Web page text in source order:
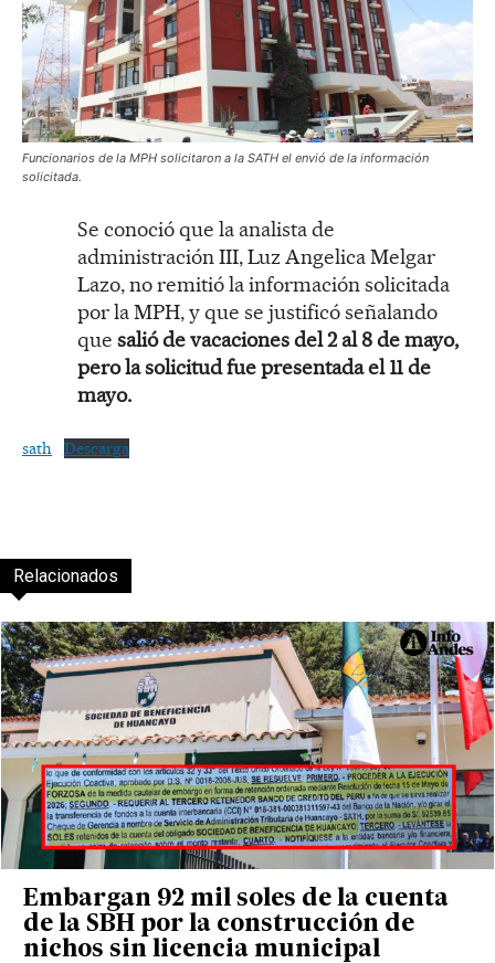
Funcionarios de la MPH solicitaron a la SATH el envió de la información
solicitada.
Se conoció que la analista de
administración III, Luz Angelica Melgar
Lazo, no remitió la información solicitada
por la MPH, y que se justificó señalando
que salió de vacaciones del 2 al 8 de mayo,
pero la solicitud fue presentada el 11 de
mayo.
sath Descarga
Relacionados
Embargan 92 mil soles de la cuenta
de la SBH por la construcción de
nichos sin licencia municipal